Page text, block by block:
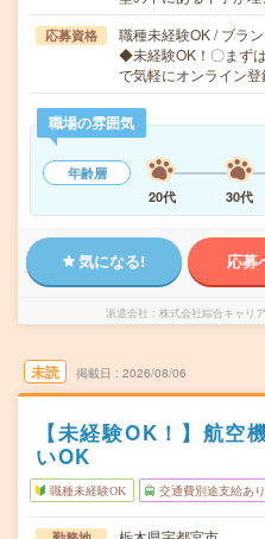
応募資格
職種未経験OK / ブラ
◆未経験OK！〇まず
で気軽にオンライン
職場の雰囲気
年齢層
20代
30代
気になる! 応募
派遣会社 株式会社綜合キャリ
未読 掲載日 2026/08/06
【未経験OK！】航空
いOK
職種未経験OK 交通費別途支給あり